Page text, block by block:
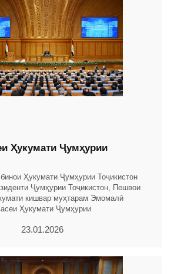
Ҳукумати Ҷумҳурии
Ҳукумати Ҷумҳурии Тоҷикистон
Ҷумҳурии Тоҷикистон, Пешвои
кишвар муҳтарам Эмомалӣ
Ҳукумати Ҷумҳурии
23.01.2026